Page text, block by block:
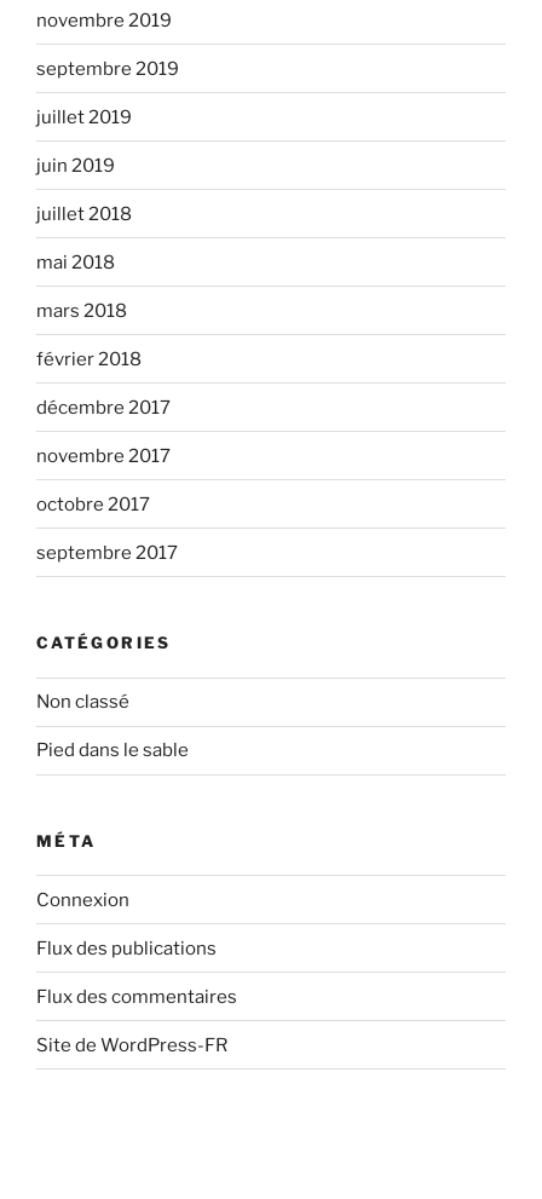
novembre 2019
septembre 2019
juillet 2019
juin 2019
juillet 2018
mai 2018
mars 2018
février 2018
décembre 2017
novembre 2017
octobre 2017
septembre 2017
CATÉGORIES
Non classé
Pied dans le sable
MÉTA
Connexion
Flux des publications
Flux des commentaires
Site de WordPress-FR